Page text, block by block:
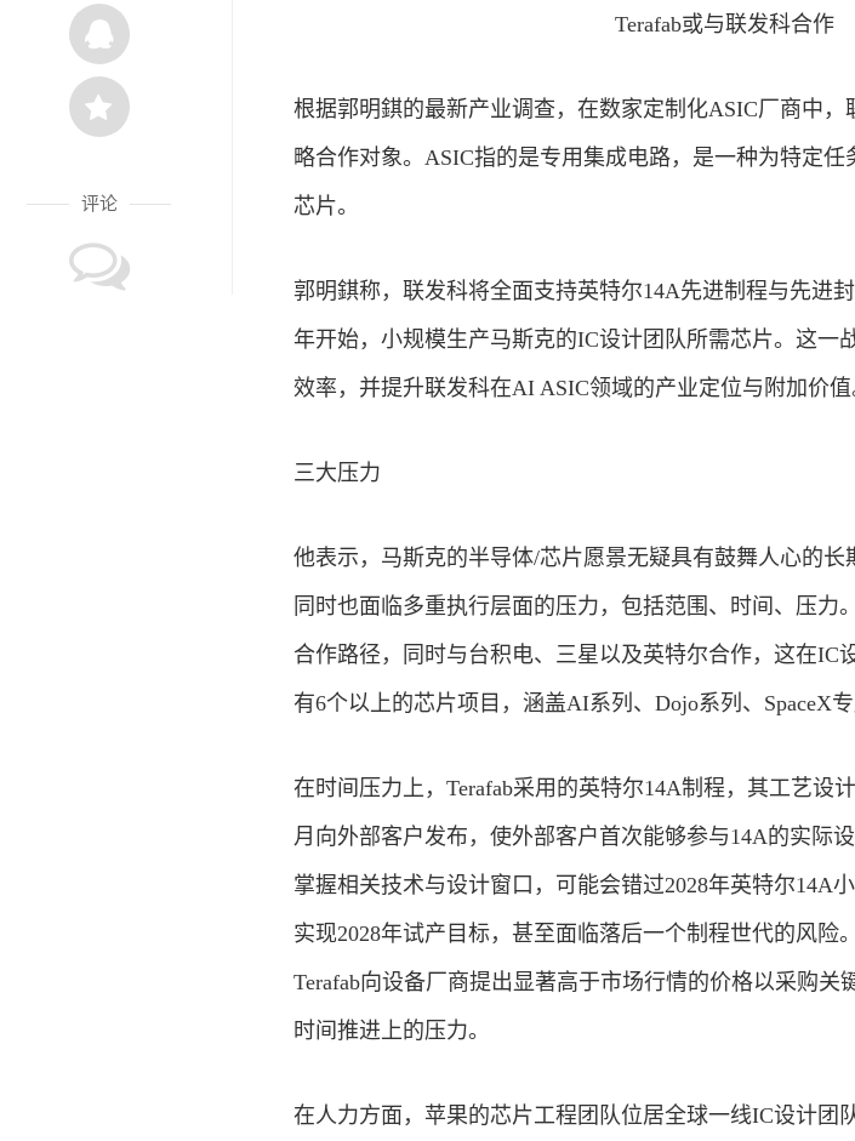
评论
Terafab或与联发科合作
根据郭明錤的最新产业调查，在数家定制化ASIC厂商中，
略合作对象。ASIC指的是专用集成电路，是一种为特定
芯片。
郭明錤称，联发科将全面支持英特尔14A先进制程与先进
年开始，小规模生产马斯克的IC设计团队所需芯片。这一
效率，并提升联发科在AI ASIC领域的产业定位与附加价值
三大压力
他表示，马斯克的半导体/芯片愿景无疑具有鼓舞人心的
同时也面临多重执行层面的压力，包括范围、时间、压力
合作路径，同时与台积电、三星以及英特尔合作，这在IC
有6个以上的芯片项目，涵盖AI系列、Dojo系列、SpaceX
在时间压力上，Terafab采用的英特尔14A制程，其工艺设
月向外部客户发布，使外部客户首次能够参与14A的实际
掌握相关技术与设计窗口，可能会错过2028年英特尔14A
实现2028年试产目标，甚至面临落后一个制程世代的风险
Terafab向设备厂商提出显著高于市场行情的价格以采购关
时间推进上的压力。
在人力方面， 苹果的芯片工程团队位居全球一线IC设计团